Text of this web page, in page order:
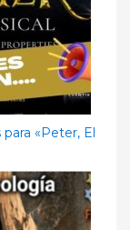
«Peter, El